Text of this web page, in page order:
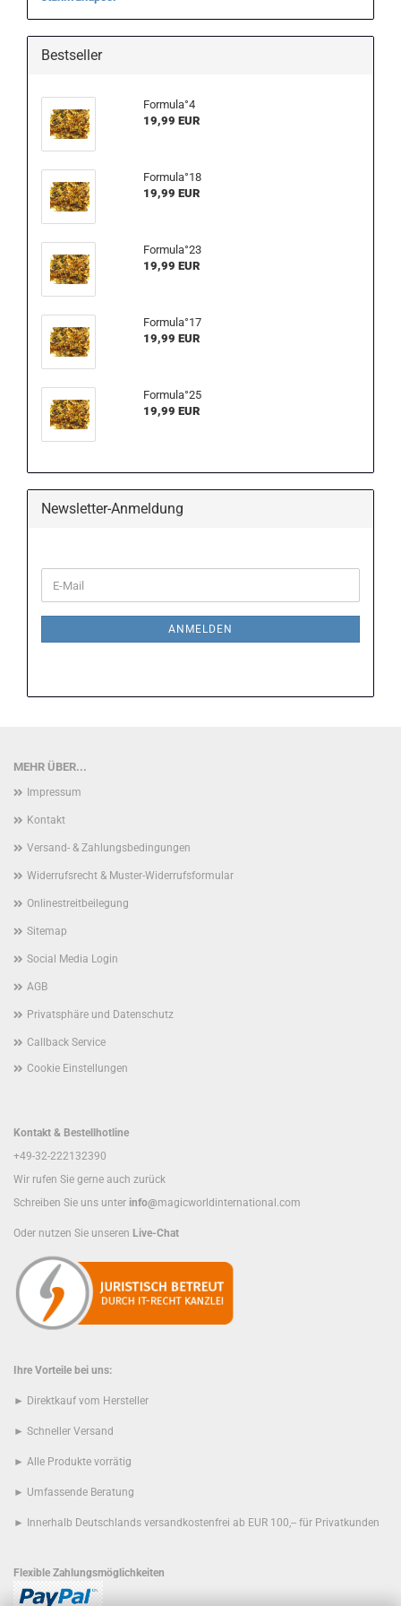
Bestseller
Formula°4
19,99 EUR
Formula°18
19,99 EUR
Formula°23
19,99 EUR
Formula°17
19,99 EUR
Formula°25
19,99 EUR
Newsletter-Anmeldung
ZUR
E-
Mail
ANMELDEN
MEHR ÜBER...
Impressum
Kontakt
Versand- & Zahlungsbedingungen
Widerrufsrecht & Muster-Widerrufsformular
Onlinestreitbeilegung
Sitemap
Social Media Login
AGB
Privatsphäre und Datenschutz
Callback Service
Cookie Einstellungen
Kontakt & Bestellhotline
+49-32-222132390
Wir rufen Sie gerne auch zurück
Schreiben Sie uns unter info@magicworldinternational.com
Oder nutzen Sie unseren Live-Chat
Ihre Vorteile bei uns:
► Direktkauf vom Hersteller
► Schneller Versand
► Alle Produkte vorrätig
► Umfassende Beratung
► Innerhalb Deutschlands versandkostenfrei ab EUR 100,-- für Privatkunden
Flexible Zahlungsmöglichkeiten